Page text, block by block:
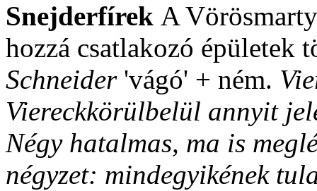
Snejderfírek A
hozzá csatlakozó épületek
Schneider 'vágó' + ném.
Viereckkörülbelül annyit
Négy hatalmas, ma is
négyzet: mindegyikének